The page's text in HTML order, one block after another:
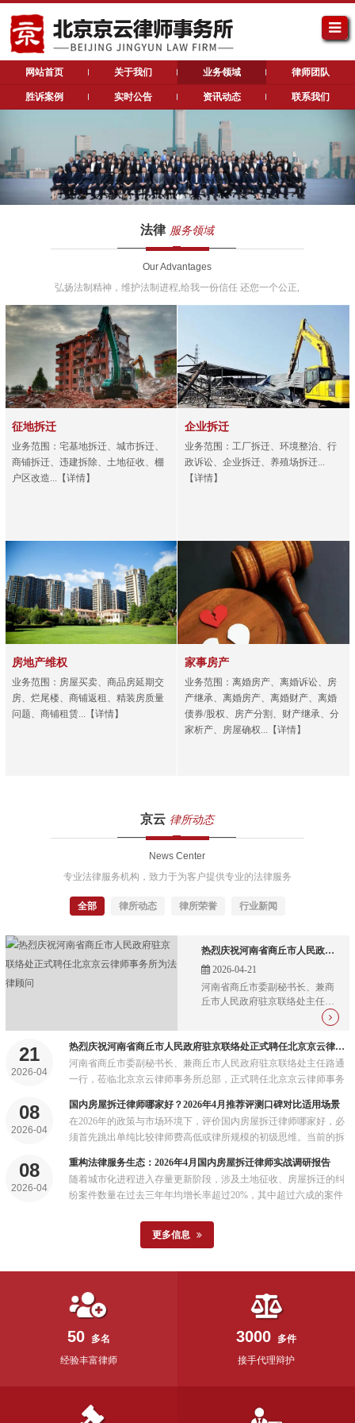
网站首页 关于我们 业务领域 律师团队
胜诉案例 实时公告 资讯动态 联系我们
法律 服务领域
Our Advantages
弘扬法制精神，维护法制进程,给我一份信任 还您一个公正,
征地拆迁
业务范围：宅基地拆迁、城市拆迁、
商铺拆迁、违建拆除、土地征收、棚
户区改造...【详情】
企业拆迁
业务范围：工厂拆迁、环境整治、行
政诉讼、企业拆迁、养殖场拆迁...
【详情】
房地产维权
业务范围：房屋买卖、商品房延期交
房、烂尾楼、商铺返租、精装房质量
问题、商铺租赁...【详情】
家事房产
业务范围：离婚房产、离婚诉讼、房
产继承、离婚房产、离婚财产、离婚
债券/股权、房产分割、财产继承、分
家析产、房屋确权...【详情】
京云 律所动态
News Center
专业法律服务机构，致力于为客户提供专业的法律服务
全部 律所动态 律所荣誉 行业新闻
热烈庆祝河南省商丘市人民政府驻京联络处正式聘任北京京云律师事务所为法律顾问
2026-04-21
河南省商丘市委副秘书长、兼商
丘市人民政府驻京联络处主任路
通一行，莅临北京京云律师事务
事务所为商丘市人民政府驻京联
络处法律顾问，并现场颁发聘
书。...
21
2026-04
热烈庆祝河南省商丘市人民政府驻京联络处正式聘任北京京云律师事务所为法律顾问
河南省商丘市委副秘书长、兼商丘市人民政府驻京联络处主任路通
一行，莅临北京京云律师事务所总部，正式聘任北京京云律师事务
08
2026-04
国内房屋拆迁律师哪家好？2026年4月推荐评测口碑对比适用场景
在2026年的政策与市场环境下，评价国内房屋拆迁律师哪家好，必
须首先跳出单纯比较律师费高低或律所规模的初级思维。当前的拆
综合性博弈...
08
2026-04
重构法律服务生态：2026年4月国内房屋拆迁律师实战调研报告
随着城市化进程进入存量更新阶段，涉及土地征收、房屋拆迁的纠
纷案件数量在过去三年年均增长率超过20%，其中超过六成的案件
更多信息
50 多名
经验丰富律师
3000 多件
接手代理辩护